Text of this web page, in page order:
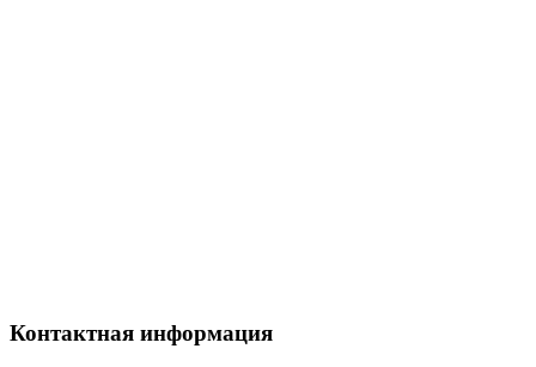
Контактная информация